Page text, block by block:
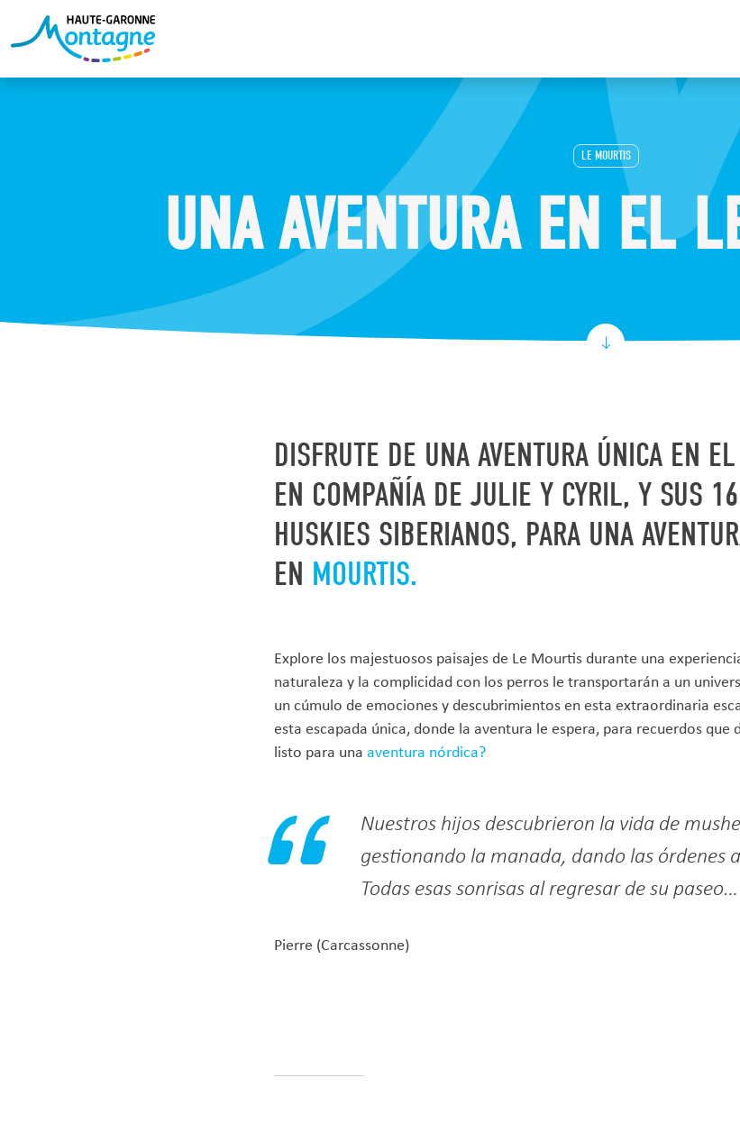
LE MOURTIS
UNA AVENTURA EN EL
DISFRUTE DE UNA AVENTURA ÚNICA EN
EN COMPAÑÍA DE JULIE Y CYRIL, Y SUS
HUSKIES SIBERIANOS, PARA UNA
EN MOURTIS.
Explore los majestuosos paisajes de Le Mourtis durante una
naturaleza y la complicidad con los perros le transportarán a un
un cúmulo de emociones y descubrimientos en esta extraordinaria
esta escapada única, donde la aventura le espera, para recuerdos que
listo para una aventura nórdica?
Nuestros hijos descubrieron la vida de
gestionando la manada, dando las órdenes
Todas esas sonrisas al regresar de su
Pierre (Carcassonne)